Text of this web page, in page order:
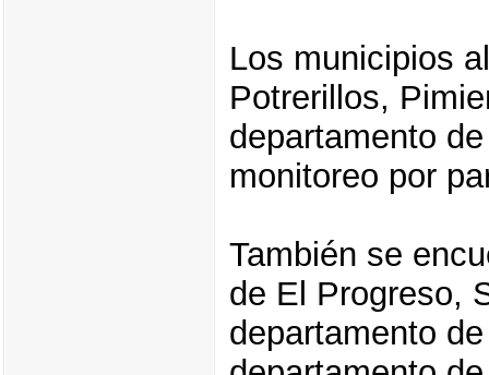
Los municipios
Potrerillos,
departamento
monitoreo por
También se
de El Progreso,
departamento